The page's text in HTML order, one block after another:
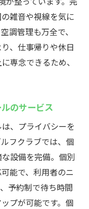
雑音や視線を気に
調管理も万全で、
、仕事帰りや休日
専念できるため、
のサービス
、プライバシーを
フクラブでは、個
設備を完備。個別
能で、利用者のニ
予約制で待ち時間
プが可能です。個